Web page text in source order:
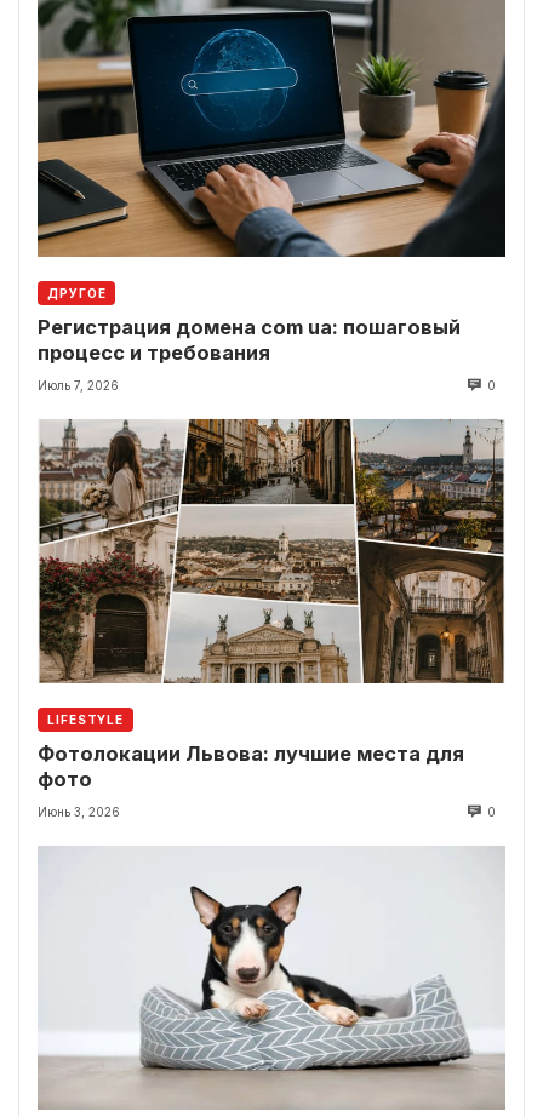
ДРУГОЕ
Регистрация домена com ua: пошаговый
процесс и требования
Июль 7, 2026 0
LIFESTYLE
Фотолокации Львова: лучшие места для
фото
Июнь 3, 2026 0